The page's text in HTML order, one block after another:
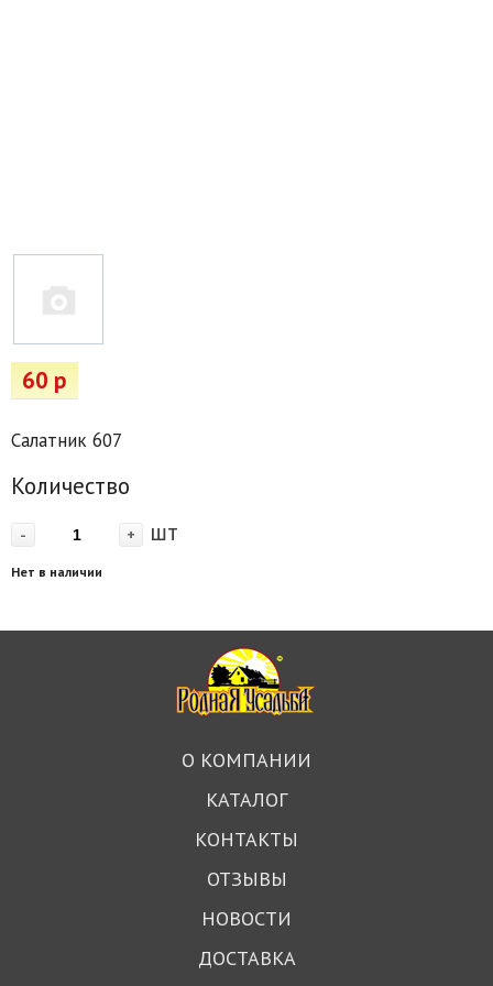
Подарочные сертификаты
60 р
Салатник 607
Количество
- + шт
Нет в наличии
О КОМПАНИИ
КАТАЛОГ
КОНТАКТЫ
ОТЗЫВЫ
НОВОСТИ
ДОСТАВКА